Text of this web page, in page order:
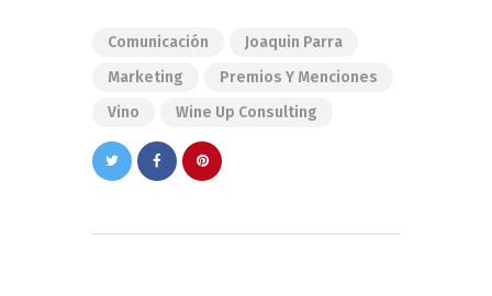
Comunicación
Joaquin Parra
Marketing
Premios Y Menciones
Vino
Wine Up Consulting